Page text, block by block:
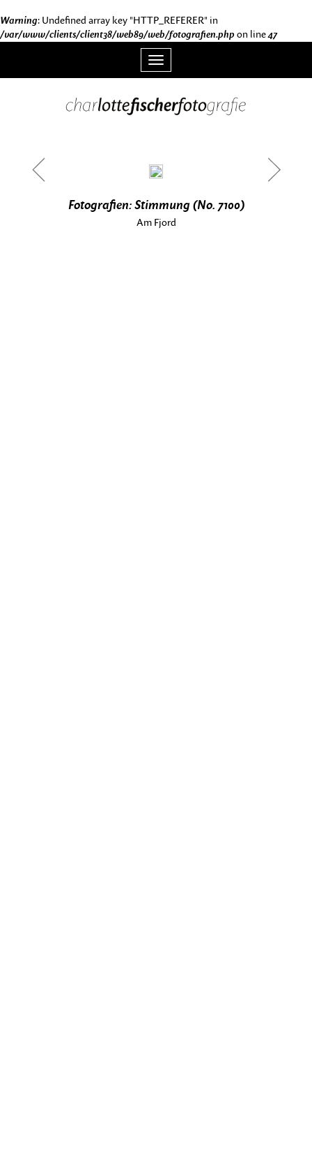
Warning: Undefined array key "HTTP_REFERER" in
/var/www/clients/client38/web89/web/fotografien.php on line47
Toggle
Fotografien: Stimmung (No. 7100)
Am Fjord